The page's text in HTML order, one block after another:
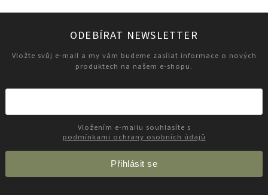
ODEBÍRAT NEWSLETTER
Vložte svůj e-mail a my vám budeme zasílat informace o nových
produktech na našem e-shopu.
podmínkami ochrany osobních údajů
Přihlásit se